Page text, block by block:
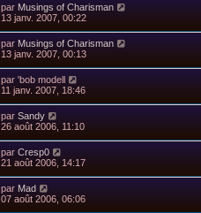
par Musings of Charisman
13 janv. 2007, 00:22
par Musings of Charisman
13 janv. 2007, 00:13
par 'bob modell
11 janv. 2007, 18:46
par Sandy
26 août 2006, 11:10
par Cresp0
21 août 2006, 14:17
par Mad
07 août 2006, 06:06